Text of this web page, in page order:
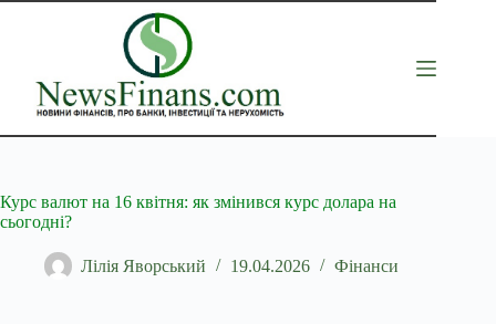
Перейти
Курс валют на 16 квітня: як змінився курс долара на
сьогодні?
Лілія Яворський 19.04.2026 Фінанси